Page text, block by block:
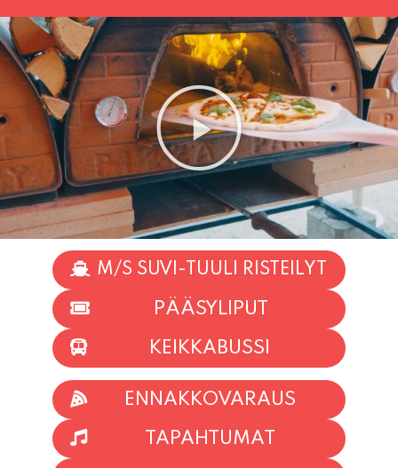
M/S SUVI-TUULI RISTEILYT
PÄÄSYLIPUT
KEIKKABUSSI
TAPAHTUMAT
INFO